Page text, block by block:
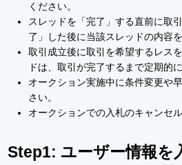
ください。
スレッドを「完了」する直前に取
了」した後に当該スレッドの内容
取引成立後に取引を希望するレス
ドは、取引が完了するまで定期的
オークション実施中に条件変更や
さい。
オークションでの入札のキャンセ
Step1: ユーザー情報を